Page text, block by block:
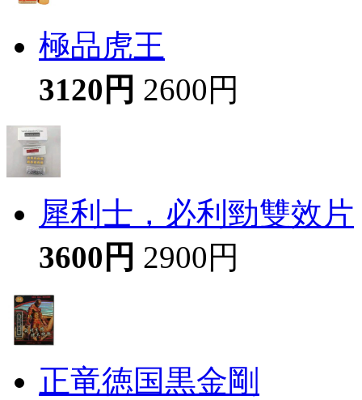
極品虎王
3120円 2600円
犀利士，必利勁雙效片
3600円 2900円
正竜徳国黒金剛